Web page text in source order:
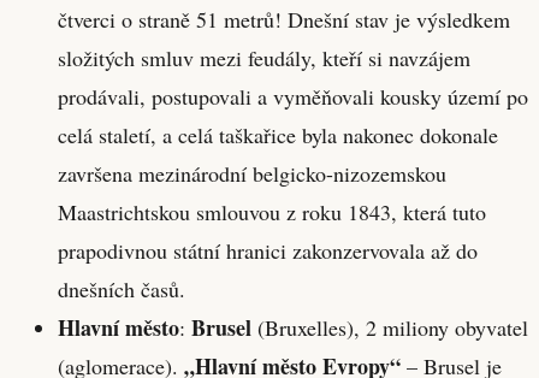
čtverci o straně 51 metrů! Dnešní stav je výsledkem
složitých smluv mezi feudály, kteří si navzájem
prodávali, postupovali a vyměňovali kousky území po
celá staletí, a celá taškařice byla nakonec dokonale
završena mezinárodní belgicko-nizozemskou
Maastrichtskou smlouvou z roku 1843, která tuto
prapodivnou státní hranici zakonzervovala až do
dnešních časů.
Hlavní město: Brusel (Bruxelles), 2 miliony obyvatel
(aglomerace). „Hlavní město Evropy“ – Brusel je